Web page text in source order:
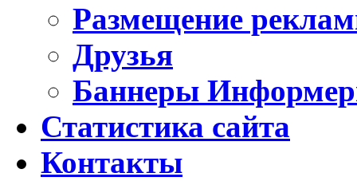
Размещение
Друзья
Баннеры
Статистика сайта
Контакты